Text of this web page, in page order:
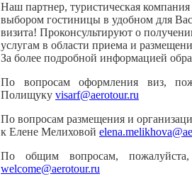
Наш партнер, туристическая
выбором гостиницы в удобном для
визита! Проконсультируют о
услугам в области приема и
За более подробной информацией
По вопросам оформления виз,
Полищуку visarf@aerotour.ru
По вопросам размещения и
к Елене Мелиховой
По общим вопросам,
welcome@aerotour.ru